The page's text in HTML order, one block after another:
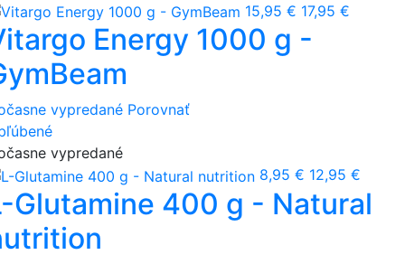
15,95 € 17,95 €
Energy 1000 g -
vypredané Porovnať
vypredané
8,95 € 12,95 €
Glutamine 400 g - Natural